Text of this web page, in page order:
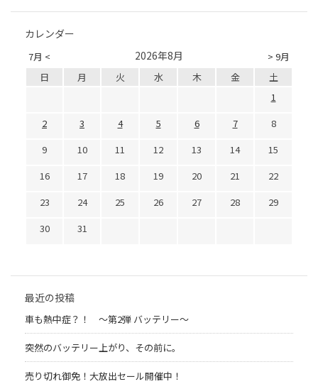
カレンダー
7月 < > 9月
2026年8月
日 月 火 水 木 金
土
1
2
3 4 5 6 7
8
9
10 11 12 13 14
15
16
17 18 19 20 21
22
23
24 25 26 27 28
29
30
31
最近の投稿
車も熱中症？！ 〜第2弾 バッテリー〜
突然のバッテリー上がり、その前に。
売り切れ御免！大放出セール開催中！